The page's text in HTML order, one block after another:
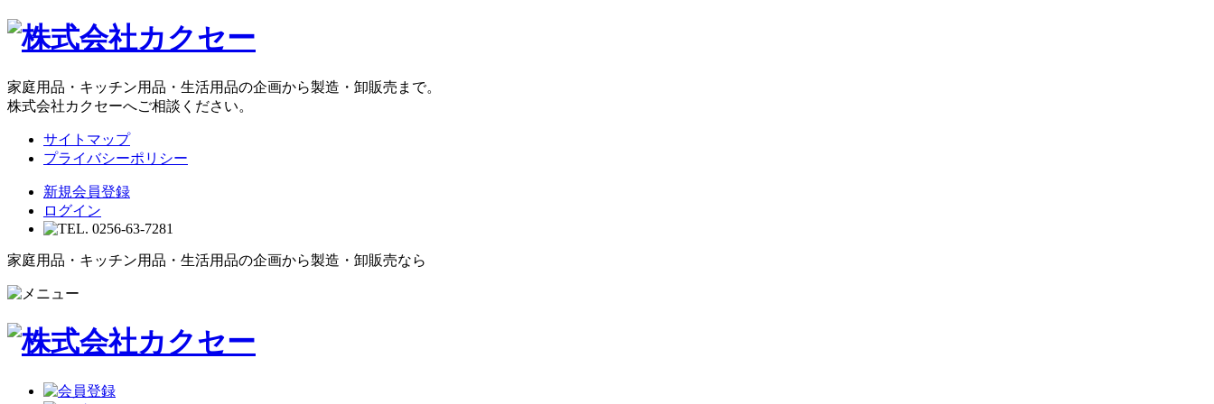
家庭用品・キッチン用品・生活用品の企画から製造・卸販売まで。
株式会社カクセーへご相談ください。
サイトマップ
プライバシーポリシー
新規会員登録
ログイン
家庭用品・キッチン用品・生活用品の企画から製造・卸販売なら